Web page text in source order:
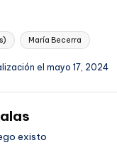
María Becerra
el mayo 17, 2024
existo